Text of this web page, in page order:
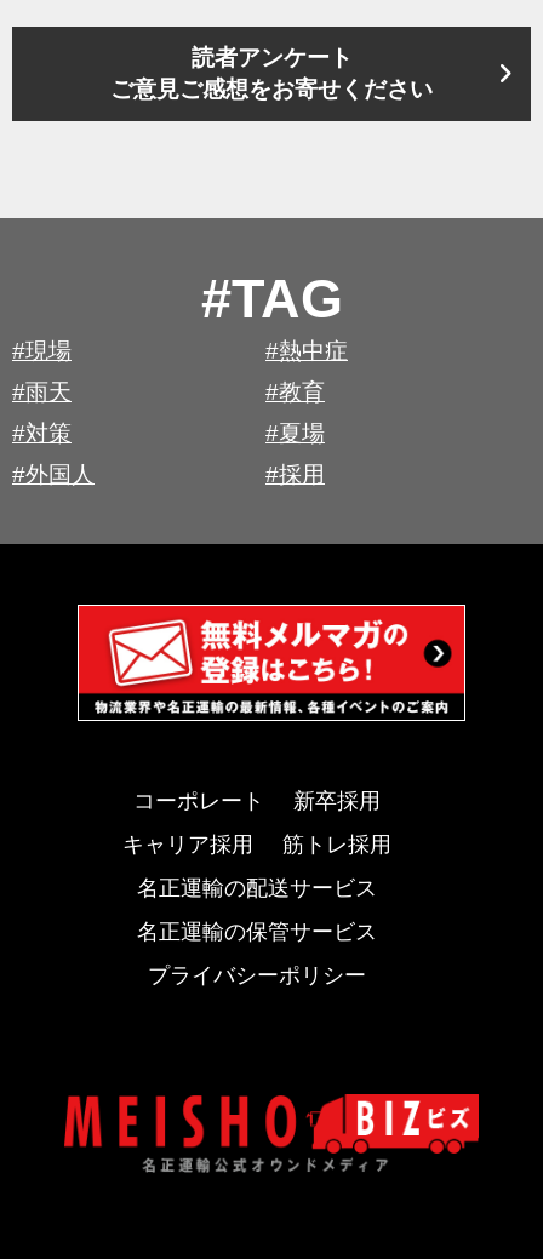
読者アンケート
ご意見ご感想をお寄せください
#TAG
#現場
#熱中症
#雨天
#教育
#対策
#夏場
#外国人
#採用
コーポレート
新卒採用
キャリア採用
筋トレ採用
名正運輸の配送サービス
名正運輸の保管サービス
プライバシーポリシー